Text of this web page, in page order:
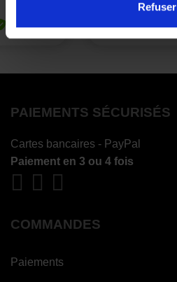
Refuser
PAIEMENTS SÉCURISÉS
Cartes bancaires - PayPal
Paiement en 3 ou 4 fois
COMMANDES
Paiements